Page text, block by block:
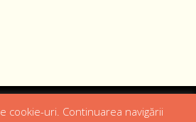
cookie-uri. Continuarea navigării